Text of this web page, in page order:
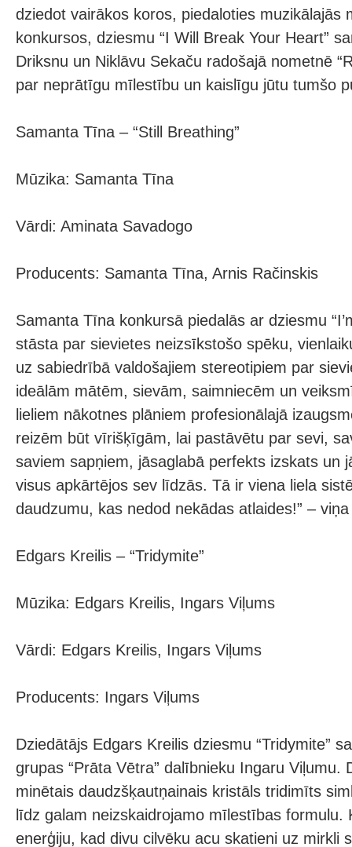
dziedot vairākos koros, piedaloties muzikālajās
konkursos, dziesmu “I Will Break Your Heart”
Driksnu un Niklāvu Sekaču radošajā nometnē
par neprātīgu mīlestību un kaislīgu jūtu tumšo
Samanta Tīna – “Still Breathing”
Mūzika: Samanta Tīna
Vārdi: Aminata Savadogo
Producents: Samanta Tīna, Arnis Račinskis
Samanta Tīna konkursā piedalās ar dziesmu
stāsta par sievietes neizsīkstošo spēku,
uz sabiedrībā valdošajiem stereotipiem par
ideālām mātēm, sievām, saimniecēm un
lieliem nākotnes plāniem profesionālajā
reizēm būt vīrišķīgām, lai pastāvētu par sevi,
saviem sapņiem, jāsaglabā perfekts izskats un
visus apkārtējos sev līdzās. Tā ir viena liela
daudzumu, kas nedod nekādas atlaides!” –
Edgars Kreilis – “Tridymite”
Mūzika: Edgars Kreilis, Ingars Viļums
Vārdi: Edgars Kreilis, Ingars Viļums
Producents: Ingars Viļums
Dziedātājs Edgars Kreilis dziesmu “Tridymite”
grupas “Prāta Vētra” dalībnieku Ingaru Viļumu.
minētais daudzšķautņainais kristāls tridimīts
līdz galam neizskaidrojamo mīlestības formulu.
enerģiju, kad divu cilvēku acu skatieni uz mirkli